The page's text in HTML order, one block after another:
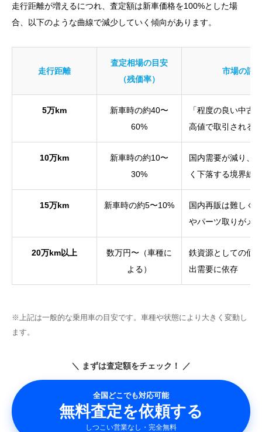
走行距離が増えるにつれ、査定額は新車価格を100%とした場
合、以下のような曲線で減少していく傾向があります。
走行距離
査定相場の目安
（残価率）
市場の評
5万km
新車時の約40〜
60%
「程度の良い中古
高値で取引される
10万km
新車時の約10〜
30%
国内需要が減り、
く下落する境界線
15万km 新車時の約5〜10%
国内再販は難しく
やパーツ取りがメ
20万km以上
数万円〜（車種に
よる）
鉄資源としての価
出需要に依存
※上記は一般的な乗用車の目安です。車種や状態により大きく変動し
ます。
＼ まずは査定額をチェック！ ／
全国どこでも対応可能
無料査定を依頼する
しつこい営業なし・完全無料